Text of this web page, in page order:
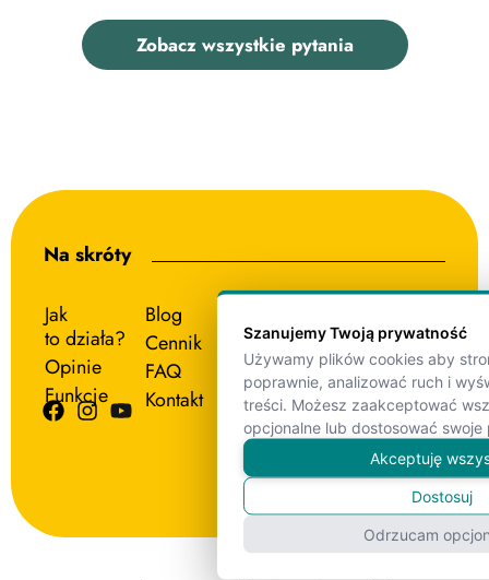
Zobacz wszystkie pytania
Na skróty
Jak
to działa?
Opinie
Funkcje
Blog
Cennik
FAQ
Kontakt
Regulamin
Polityka
prywatności
Regulamin
Opinii
Przetestuj
za darmo
Jesteśmy gotowi
do działania,
i czekamy
na Twoją
wiadomość.
pytania@publigo.pl
Szanujemy Twoją prywatność
Używamy plików cookies aby
poprawnie, analizować ruch i
treści. Możesz zaakceptować
opcjonalne lub dostosować swoje
Akceptuję
Dostosuj
Odrzucam